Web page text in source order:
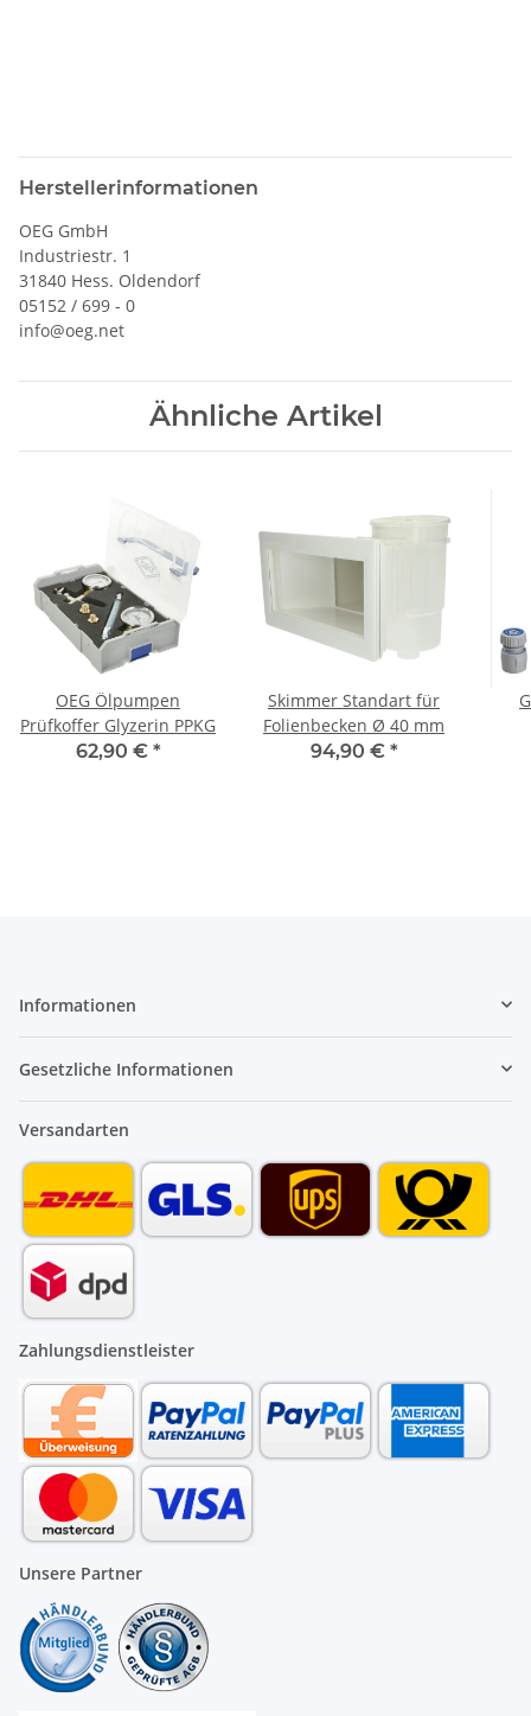
Herstellerinformationen
OEG GmbH
Industriestr. 1
31840 Hess. Oldendorf
05152 / 699 - 0
info@oeg.net
Ähnliche Artikel
OEG Ölpumpen
Prüfkoffer Glyzerin PPKG
62,90 € *
Skimmer Standart für
Folienbecken Ø 40 mm
94,90 € *
Informationen
Gesetzliche Informationen
Versandarten
Zahlungsdienstleister
Unsere Partner